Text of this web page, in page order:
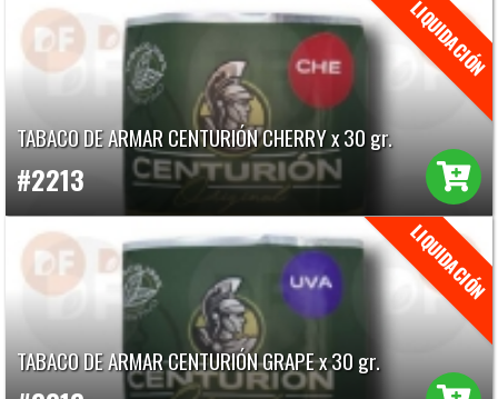
TABACO DE ARMAR CENTURIÓN CHERRY x 30 gr.
#2213
TABACO DE ARMAR CENTURIÓN GRAPE x 30 gr.